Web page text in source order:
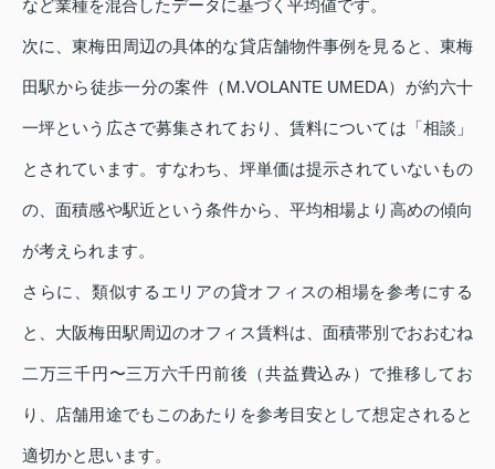
など業種を混合したデータに基づく平均値です。
次に、東梅田周辺の具体的な貸店舗物件事例を見ると、東梅
田駅から徒歩一分の案件（M.VOLANTE UMEDA）が約六十
一坪という広さで募集されており、賃料については「相談」
とされています。すなわち、坪単価は提示されていないもの
の、面積感や駅近という条件から、平均相場より高めの傾向
が考えられます。
さらに、類似するエリアの貸オフィスの相場を参考にする
と、大阪梅田駅周辺のオフィス賃料は、面積帯別でおおむね
二万三千円〜三万六千円前後（共益費込み）で推移してお
り、店舗用途でもこのあたりを参考目安として想定されると
適切かと思います。